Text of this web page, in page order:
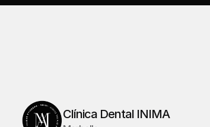
Clínica Dental INIMA